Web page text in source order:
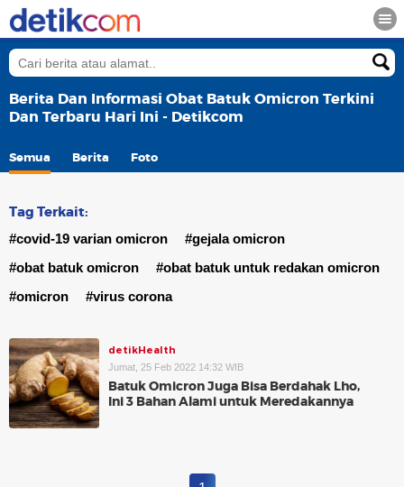
Berita Dan Informasi Obat Batuk Omicron Terkini
Dan Terbaru Hari Ini - Detikcom
Semua Berita Foto
Tag Terkait:
#covid-19 varian omicron
#gejala omicron
#obat batuk omicron
#obat batuk untuk redakan omicron
#omicron
#virus corona
detikHealth
Jumat, 25 Feb 2022 14:32 WIB
Batuk Omicron Juga Bisa Berdahak Lho,
Ini 3 Bahan Alami untuk Meredakannya